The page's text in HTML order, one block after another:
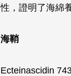
性，證明了海綿
海鞘
Ecteinascidin